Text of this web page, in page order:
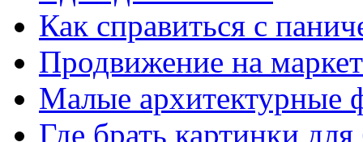
Как справиться с
Продвижение на
Малые архитектурные
Где брать картинки